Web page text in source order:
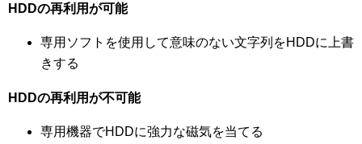
HDDの再利用が可能
専用ソフトを使用して意味のない文字列をHDDに上書
きする
HDDの再利用が不可能
専用機器でHDDに強力な磁気を当てる